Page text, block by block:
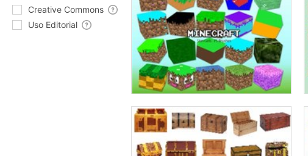
Creative Commons
Uso Editorial